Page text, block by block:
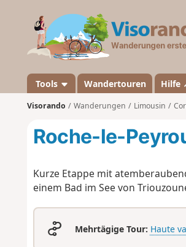
Tools Wandertouren Hilfe
Visorando Wanderungen Limousin
Roche-le-
Kurze Etappe mit
einem Bad im See von
Mehrtägige Tour: Haute